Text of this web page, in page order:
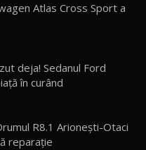
să se întoarcă după el
Atlas Cross Sport a
deja! Sedanul Ford
în curând
R8.1 Arionești-Otaci
reparație